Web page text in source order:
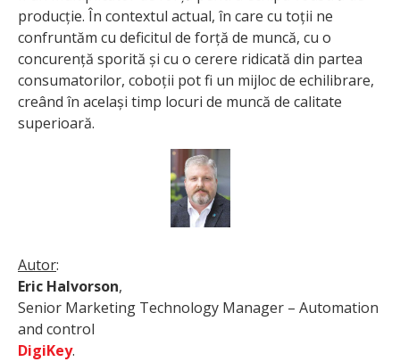
producție. În contextul actual, în care cu toții ne
confruntăm cu deficitul de forță de muncă, cu o
concurență sporită și cu o cerere ridicată din partea
consumatorilor, coboții pot fi un mijloc de echilibrare,
creând în același timp locuri de muncă de calitate
superioară.
Autor:
Eric Halvorson,
Senior Marketing Technology Manager – Automation
and control
DigiKey.